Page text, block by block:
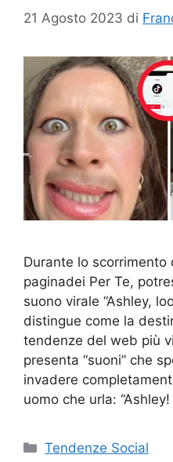
21 Agosto 2023 di
Durante lo scorrimento
paginadei Per Te,
suono virale “Ashley,
distingue come la
tendenze del web più
presenta “suoni” che
invadere
uomo che urla:
Categorie
Tendenze Social